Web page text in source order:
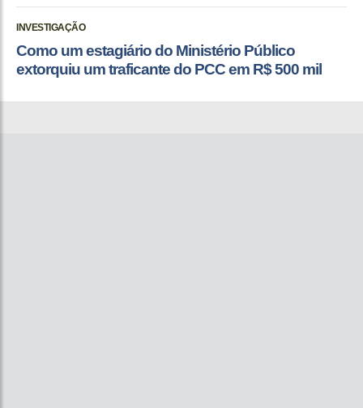
INVESTIGAÇÃO
Como um estagiário do Ministério Público
extorquiu um traficante do PCC em R$ 500 mil